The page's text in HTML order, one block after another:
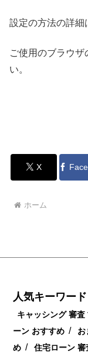
設定の方法の詳細
ご使用のブラウザ
い。
X
ホーム
人気キーワード
キャッシング 審査
ーン おすすめ / お
め / 住宅ローン 審